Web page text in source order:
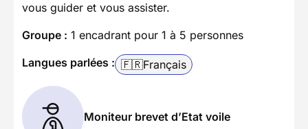
vous guider et vous assister.
Groupe : 1 encadrant pour 1 à 5 personnes
Langues parlées : 🇫🇷Français
Moniteur brevet d’Etat voile